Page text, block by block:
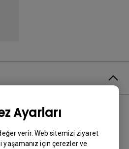
Ayarları
verir. Web sitemizi ziyaret
için çerezler ve